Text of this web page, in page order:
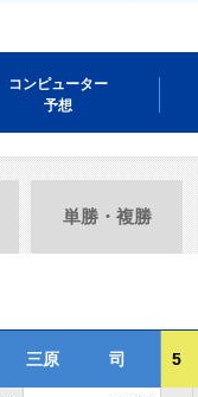
コンピューター
予想
単勝・複勝
三原 司 5